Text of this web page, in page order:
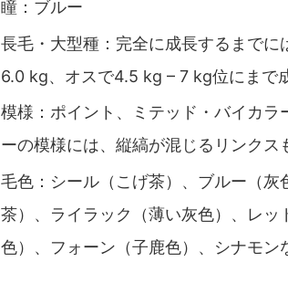
瞳：ブルー
長毛・大型種：完全に成長するまで
6.0 kg、オスで4.5 kg – 7 kg位にまで
模様：ポイント、ミテッド・バイカラ
ーの模様には、縦縞が混じるリンクス
毛色：シール（こげ茶）、ブルー（
茶）、ライラック（薄い灰色）、レッ
色）、フォーン（子鹿色）、シナモン